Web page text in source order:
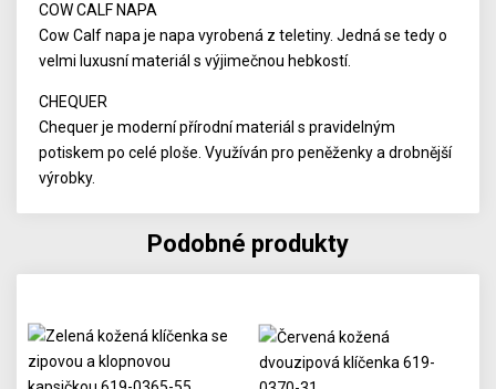
COW CALF NAPA
Cow Calf napa je napa vyrobená z teletiny. Jedná se tedy o
velmi luxusní materiál s výjimečnou hebkostí.
CHEQUER
Chequer je moderní přírodní materiál s pravidelným
potiskem po celé ploše. Využíván pro peněženky a drobnější
výrobky.
Podobné produkty